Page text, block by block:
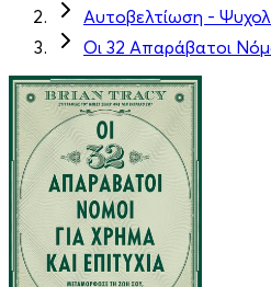
Αυτοβελτίωση -
Οι 32 Απαράβατοι